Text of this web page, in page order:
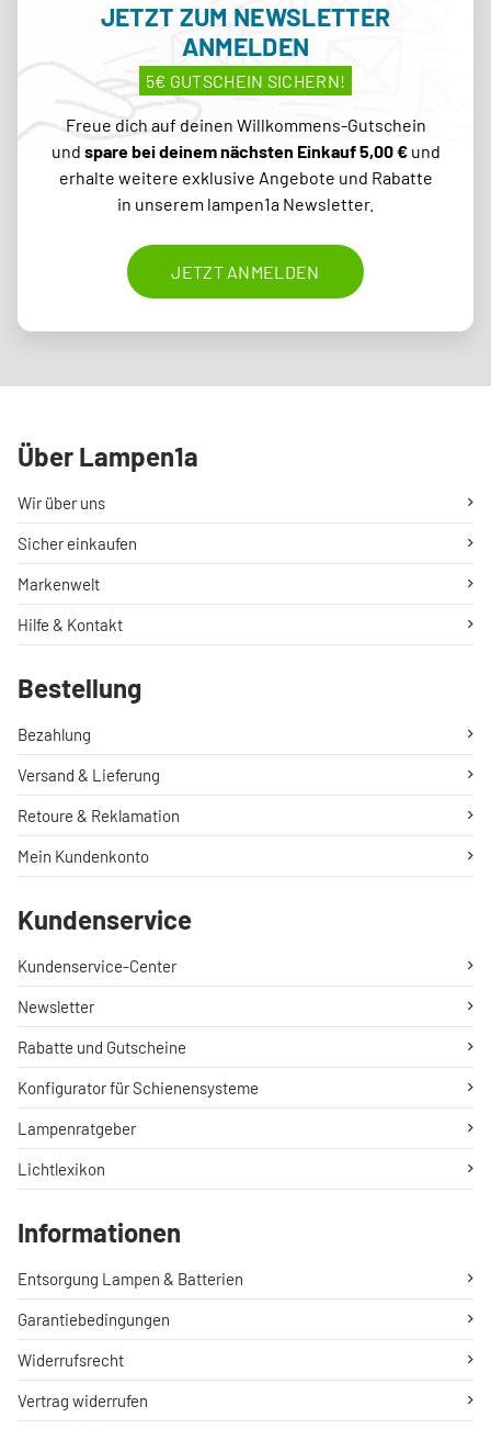
JETZT ZUM NEWSLETTER
ANMELDEN
5€ GUTSCHEIN SICHERN!
Freue dich auf deinen Willkommens-Gutschein
und spare bei deinem nächsten Einkauf 5,00 €und
erhalte weitere exklusive Angebote und Rabatte
in unserem lampen1a Newsletter.
JETZT ANMELDEN
Über Lampen1a
Wir über uns
Sicher einkaufen
Markenwelt
Hilfe & Kontakt
Bestellung
Bezahlung
Versand & Lieferung
Retoure & Reklamation
Mein Kundenkonto
Kundenservice
Kundenservice-Center
Newsletter
Rabatte und Gutscheine
Konfigurator für Schienensysteme
Lampenratgeber
Lichtlexikon
Informationen
Entsorgung Lampen & Batterien
Garantiebedingungen
Widerrufsrecht
Vertrag widerrufen